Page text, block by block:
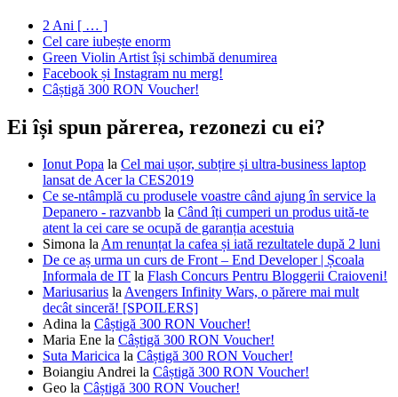
2 Ani [ … ]
Cel care iubește enorm
Green Violin Artist își schimbă denumirea
Facebook și Instagram nu merg!
Câștigă 300 RON Voucher!
Ei își spun părerea, rezonezi cu ei?
Ionut Popa la Cel mai ușor, subțire și ultra-business laptop
lansat de Acer la CES2019
Ce se-ntâmplă cu produsele voastre când ajung în service la
Depanero - razvanbb la Când îți cumperi un produs uită-te
atent la cei care se ocupă de garanția acestuia
Simona laAm renunțat la cafea și iată rezultatele după 2 luni
De ce aș urma un curs de Front – End Developer | Școala
Informala de IT la Flash Concurs Pentru Bloggerii Craioveni!
Mariusarius laAvengers Infinity Wars, o părere mai mult
decât sinceră! [SPOILERS]
Adina la Câștigă 300 RON Voucher!
Maria Ene la Câștigă 300 RON Voucher!
Suta Maricica la Câștigă 300 RON Voucher!
Boiangiu Andrei la Câștigă 300 RON Voucher!
Geo la Câștigă 300 RON Voucher!